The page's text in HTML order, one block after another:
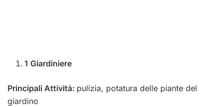
1 Giardiniere
Principali Attività: pulizia, potatura delle piante del
giardino